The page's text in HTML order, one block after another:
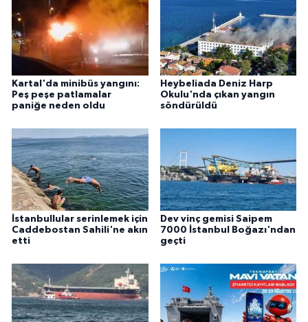
Kartal'da minibüs yangını:
Peş peşe patlamalar
paniğe neden oldu
Heybeliada Deniz Harp
Okulu'nda çıkan yangın
söndürüldü
İstanbullular serinlemek için
Caddebostan Sahili'ne akın
etti
Dev vinç gemisi Saipem
7000 İstanbul Boğazı'ndan
geçti